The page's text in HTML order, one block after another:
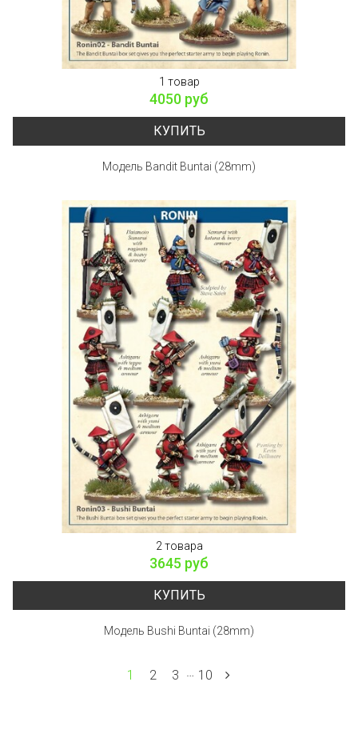
1 товар
4050 руб
КУПИТЬ
Модель Bandit Buntai (28mm)
2 товара
3645 руб
КУПИТЬ
Модель Bushi Buntai (28mm)
1 2 3 10